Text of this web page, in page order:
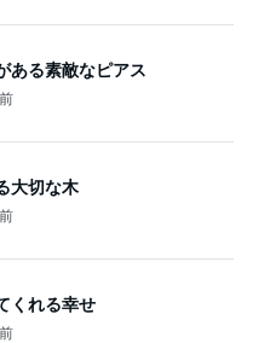
ある素敵なピアス
大切な木
くれる幸せ